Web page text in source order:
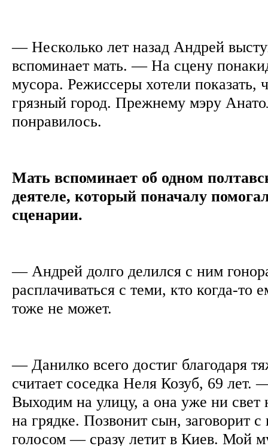
— Несколько лет назад Андрей
вспоминает мать. — На сцену
мусора. Режиссеры хотели показать,
грязный город. Прежнему мэру
понравилось.
Мать вспоминает об одном
деятеле, который поначалу
сценарии.
— Андрей долго делился с ним
расплачиваться с теми, кто когда-то
тоже не может.
— Данилко всего достиг благодаря
считает соседка Неля Козуб, 69 лет.
Выходим на улицу, а она уже ни свет
на грядке. Позвонит сын, заговорит
голосом — сразу летит в Киев. Мой